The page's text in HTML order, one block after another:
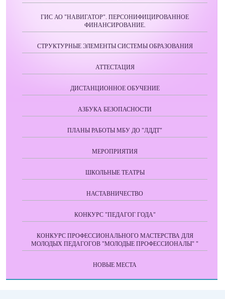
ГИС АО "НАВИГАТОР". ПЕРСОНИФИЦИРОВАННОЕ
ФИНАНСИРОВАНИЕ.
СТРУКТУРНЫЕ ЭЛЕМЕНТЫ СИСТЕМЫ ОБРАЗОВАНИЯ
АТТЕСТАЦИЯ
ДИСТАНЦИОННОЕ ОБУЧЕНИЕ
АЗБУКА БЕЗОПАСНОСТИ
ПЛАНЫ РАБОТЫ МБУ ДО "ЛДДТ"
МЕРОПРИЯТИЯ
ШКОЛЬНЫЕ ТЕАТРЫ
НАСТАВНИЧЕСТВО
КОНКУРС "ПЕДАГОГ ГОДА"
КОНКУРС ПРОФЕССИОНАЛЬНОГО МАСТЕРСТВА ДЛЯ
МОЛОДЫХ ПЕДАГОГОВ "МОЛОДЫЕ ПРОФЕССИОНАЛЫ" "
НОВЫЕ МЕСТА